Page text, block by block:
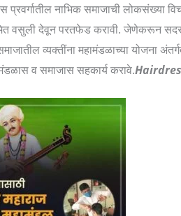
प्रवर्गातील नाभिक समाजाची लोकसंख्या
वसुली देवून परतफेड करावी. जेणेकरून
व्यक्तींना महामंडळाच्या योजना
व समाजास सहकार्य करावे.